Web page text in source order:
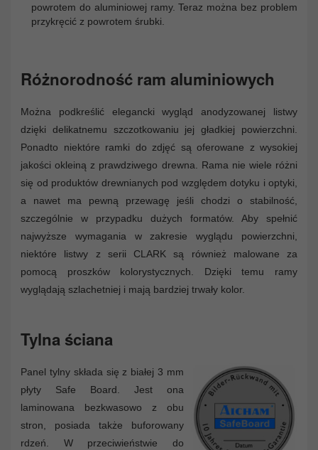
powrotem do aluminiowej ramy. Teraz można bez problem
przykręcić z powrotem śrubki.
Różnorodność ram aluminiowych
Można podkreślić elegancki wygląd anodyzowanej listwy
dzięki delikatnemu szczotkowaniu jej gładkiej powierzchni.
Ponadto niektóre ramki do zdjęć są oferowane z wysokiej
jakości okleiną z prawdziwego drewna. Rama nie wiele różni
się od produktów drewnianych pod względem dotyku i optyki,
a nawet ma pewną przewagę jeśli chodzi o stabilność,
szczególnie w przypadku dużych formatów. Aby spełnić
najwyższe wymagania w zakresie wyglądu powierzchni,
niektóre listwy z serii CLARK są również malowane za
pomocą proszków kolorystycznych. Dzięki temu ramy
wyglądają szlachetniej i mają bardziej trwały kolor.
Tylna ściana
Panel tylny składa się z białej 3 mm
płyty Safe Board. Jest ona
laminowana bezkwasowo z obu
stron, posiada także buforowany
rdzeń. W przeciwieństwie do